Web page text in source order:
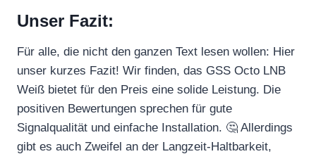
Unser Fazit:
Für alle, die nicht den ganzen Text lesen wollen: Hier
unser kurzes Fazit! Wir finden, das GSS Octo LNB
Weiß bietet für den Preis eine solide Leistung. Die
positiven Bewertungen sprechen für gute
Signalqualität und einfache Installation. 🤔 Allerdings
gibt es auch Zweifel an der Langzeit-Haltbarkeit,